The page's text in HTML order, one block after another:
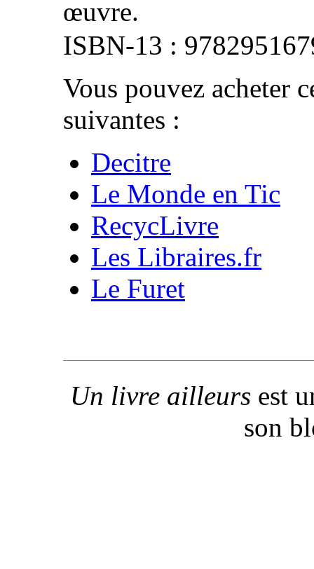
œuvre.
Vous pouvez acheter
suivantes :
Decitre
Le Monde en Tic
RecycLivre
Les Libraires.fr
Le Furet
Un livre ailleurs est
son